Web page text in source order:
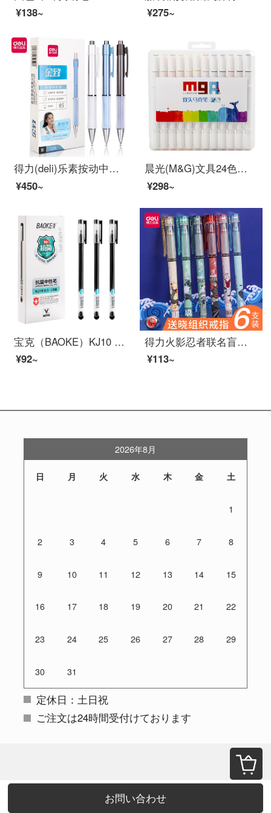
¥138~
¥275~
得力(deli)乐素按动中性笔签字笔 0.5mm子弹头 舒适软胶款10支/盒DL-A36
¥450~
晨光(M&G)文具24色细杆马克笔 学生重点标记记号笔 MGARTS系列儿童涂鸦绘画笔 24支/盒ZPMV0702
¥298~
宝克（BAOKE）KJ10 抑菌全针管0.5mm大容量中性笔 一次性签字笔巨能写水笔 黑色 12支/盒
¥92~
得力火影忍者联名盲盒中性笔全针管黑色水笔签字笔0.5mm学生办公高颜值ins速干 【火影忍者】盲盒笔4支装
¥113~
お問い合わせ
2026年8月
日 月 火 水 木 金 土
1
2 3 4 5 6 7 8
9 10 11 12 13 14 15
16 17 18 19 20 21 22
23 24 25 26 27 28 29
30 31
定休日：土日祝
ご注文は24時間受付けております